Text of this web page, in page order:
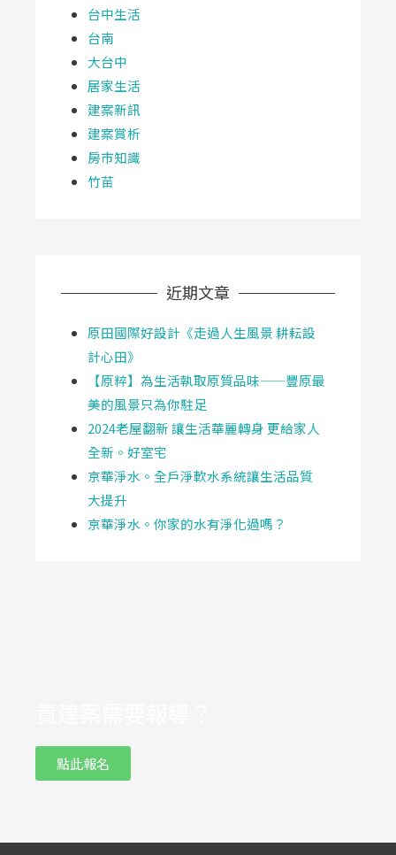
台中生活
台南
大台中
居家生活
建案新訊
建案賞析
房市知識
竹苗
近期文章
原田國際好設計《走過人生風景 耕耘設
計心田》
【原粹】為生活執取原質品味——豐原最
美的風景只為你駐足
2024老屋翻新 讓生活華麗轉身 更給家人
全新。好室宅
京華淨水。全戶淨軟水系統讓生活品質
大提升
京華淨水。你家的水有淨化過嗎？
點此報名